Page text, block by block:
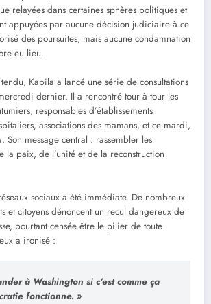
relayées dans certaines sphères politiques et
appuyées par aucune décision judiciaire à ce
des poursuites, mais aucune condamnation
eu lieu.
Kabila a lancé une série de consultations
dernier. Il a rencontré tour à tour les
responsables d’établissements
associations des mamans, et ce mardi,
Son message central : rassembler les
la paix, de l’unité et de la reconstruction
sociaux a été immédiate. De nombreux
et citoyens dénoncent un recul dangereux de
pourtant censée être le pilier de toute
a ironisé :
à Washington si c’est comme ça
fonctionne. »